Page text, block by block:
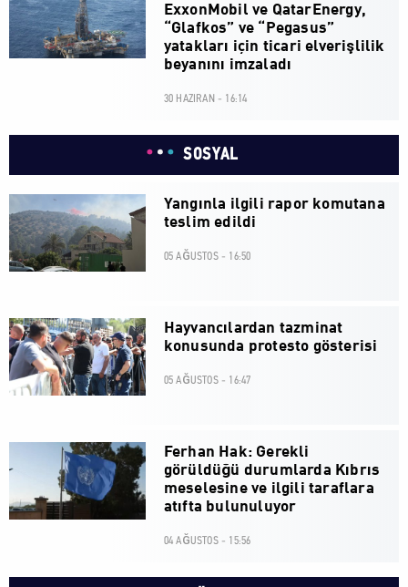
ExxonMobil ve QatarEnergy,
“Glafkos” ve “Pegasus”
yatakları için ticari elverişlilik
beyanını imzaladı
30 HAZIRAN - 16:14
SOSYAL
Yangınla ilgili rapor komutana
teslim edildi
05 AĞUSTOS - 16:50
Hayvancılardan tazminat
konusunda protesto gösterisi
05 AĞUSTOS - 16:47
Ferhan Hak: Gerekli
görüldüğü durumlarda Kıbrıs
meselesine ve ilgili taraflara
atıfta bulunuluyor
04 AĞUSTOS - 15:56